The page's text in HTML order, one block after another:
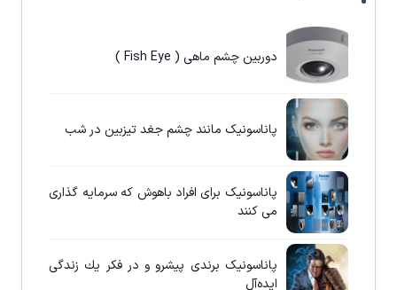
دوربین چشم ماهی ( Fish Eye )
پاناسونيک مانند چشم جغد تيزبين در شب
پاناسونيک برای افراد باهوش كه سرمايه گذاری
می كنند
پاناسونيک برندی پيشرو و در فكر يك زندگی
ايده‌آل